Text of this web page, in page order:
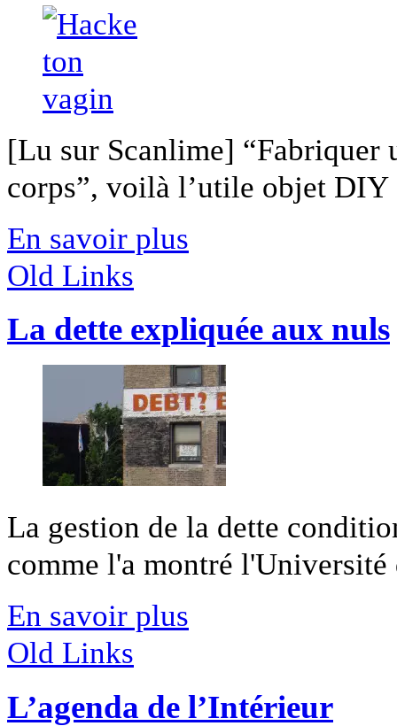
[Lu sur Scanlime] “Fabriquer
corps”, voilà l’utile objet
En savoir plus
Old Links
La dette expliquée aux nuls
La gestion de la dette
comme l'a montré
En savoir plus
Old Links
L’agenda de l’Intérieur